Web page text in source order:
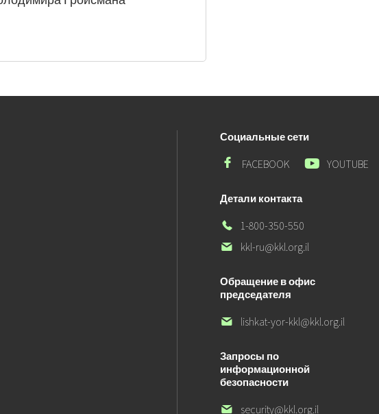
Социальные сети
FACEBOOK
Мы
Facebook
YOUTUBE
Мы
Детали контакта
Наш
телефон
1-800-350-550
Наш
адрес
kkl-ru@kkl.org.il
Обращение в офис
председателя
Наш
адрес
lishkat-yor-kkl@kkl.org.il
Запросы по
информационной
безопасности
Нашsecurity@kkl.org.il